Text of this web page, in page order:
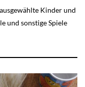
Kinder und
und sonstige Spiele